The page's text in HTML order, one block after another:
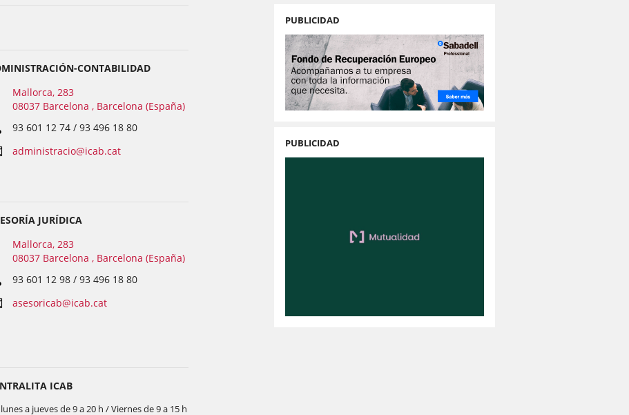
PUBLICIDAD
PUBLICIDAD
CONTABILIDAD
Mallorca, 283
08037 Barcelona , Barcelona (España)
93 601 12 74 / 93 496 18 80
administracio@icab.cat
JURÍDICA
Mallorca, 283
08037 Barcelona , Barcelona (España)
93 601 12 98 / 93 496 18 80
asesoricab@icab.cat
ICAB
a jueves de 9 a 20 h / Viernes de 9 a 15 h